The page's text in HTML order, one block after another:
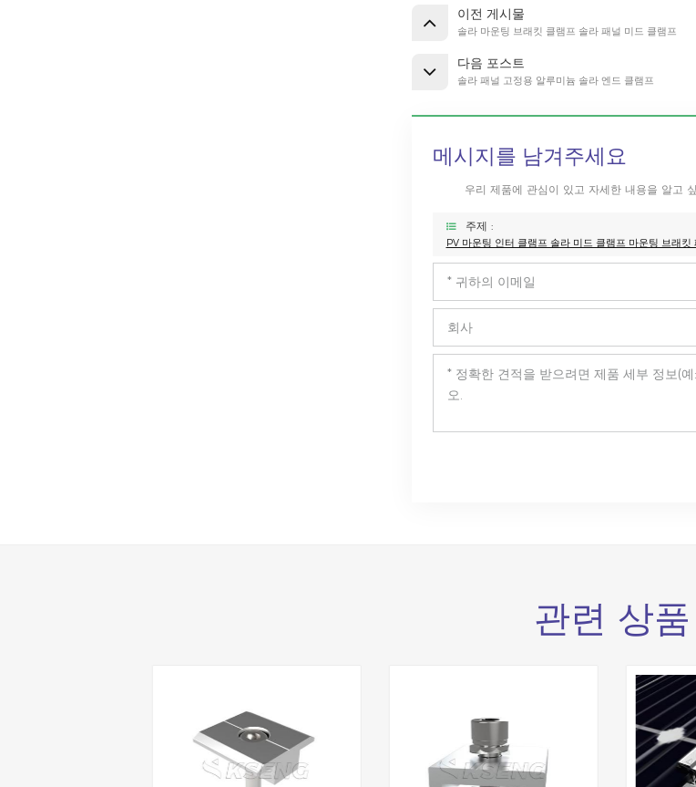
이전 게시물
솔라 마운팅 브래킷 클램프 솔라 패널 미드 클램프
다음 포스트
솔라 패널 고정용 알루미늄 솔라 엔드 클램프
메시지를 남겨주세요
우리 제품에 관심이 있고 자세한 내용을 알고
주제 :
PV 마운팅 인터 클램프 솔라 미드 클램프 마운팅 브래킷
관련 상품